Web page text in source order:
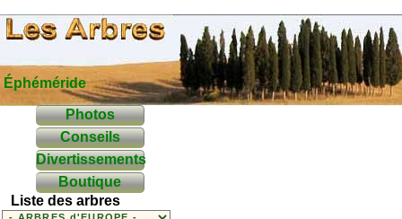
Éphéméride
Photos
Conseils
Divertissements
Boutique
Liste des arbres